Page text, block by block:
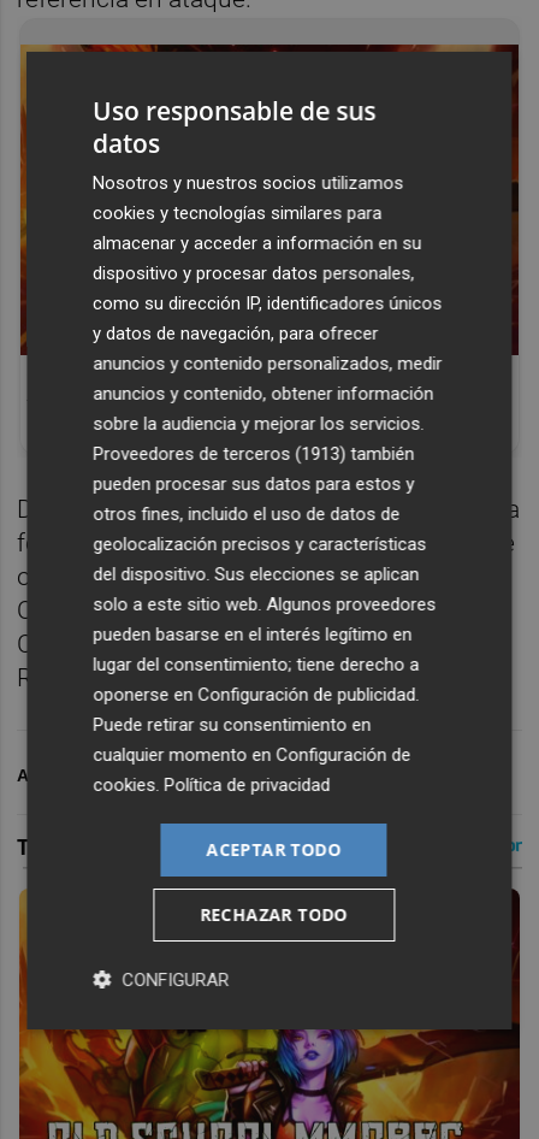
Corepunk MMORPG
Un verdadero MMORPG de la vieja escuela
¡Cómo los de antes, pero mejor!
De este modo, el once del Levante UD estaría
formado por: Andrés Fernández; Xavi Grande
o Manu Sánchez, Dela, Elgezábal, Pampín;
Oriol Rey, Kochorashvili, Pablo Martínez;
Carlos Álvarez, Morales o Brugui e Iván
Romero.
ARCHIVADO EN LEVANTE UD
Uso responsable de sus
datos
Nosotros y nuestros socios utilizamos
cookies y tecnologías similares para
almacenar y acceder a información en su
dispositivo y procesar datos personales,
como su dirección IP, identificadores únicos
y datos de navegación, para ofrecer
anuncios y contenido personalizados, medir
anuncios y contenido, obtener información
sobre la audiencia y mejorar los servicios.
Proveedores de terceros (1913) también
pueden procesar sus datos para estos y
otros fines, incluido el uso de datos de
geolocalización precisos y características
del dispositivo. Sus elecciones se aplican
solo a este sitio web. Algunos proveedores
pueden basarse en el interés legítimo en
lugar del consentimiento; tiene derecho a
oponerse enConfiguración de publicidad.
Puede retirar su consentimiento en
cualquier momento enConfiguración de
cookies.Política de privacidad
ACEPTAR TODO
RECHAZAR TODO
CONFIGURAR